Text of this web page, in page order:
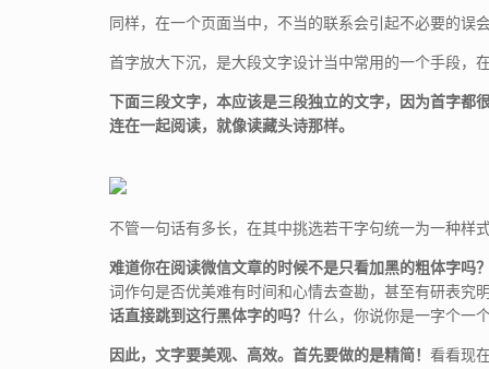
同样，在一个页面当中，不当的联系会引起不必要的误
首字放大下沉，是大段文字设计当中常用的一个手段，
下面三段文字，本应该是三段独立的文字，因为首字都
连在一起阅读，就像读藏头诗那样。
不管一句话有多长，在其中挑选若干字句统一为一种样
难道你在阅读微信文章的时候不是只看加黑的粗体字吗
词作句是否优美难有时间和心情去查勘，甚至有研表究
话直接跳到这行黑体字的吗？ 什么，你说你是一字个一
因此，文字要美观、高效。首先要做的是精简！ 看看现